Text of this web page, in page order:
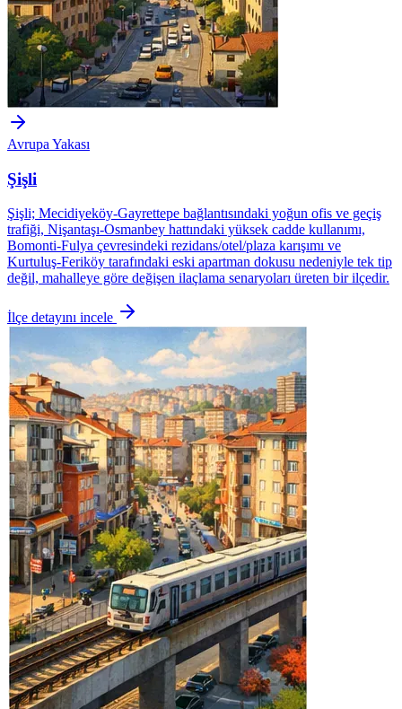
Avrupa Yakası
Şişli
Şişli; Mecidiyeköy-Gayrettepe bağlantısındaki yoğun ofis ve geçiş
trafiği, Nişantaşı-Osmanbey hattındaki yüksek cadde kullanımı,
Bomonti-Fulya çevresindeki rezidans/otel/plaza karışımı ve
Kurtuluş-Feriköy tarafındaki eski apartman dokusu nedeniyle tek tip
değil, mahalleye göre değişen ilaçlama senaryoları üreten bir ilçedir.
İlçe detayını incele